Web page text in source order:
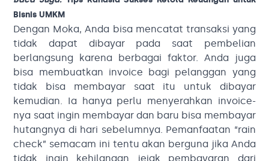
Bisnis UMKM
Dengan Moka, Anda bisa mencatat transaksi yang
tidak dapat dibayar pada saat pembelian
berlangsung karena berbagai faktor. Anda juga
bisa membuatkan invoice bagi pelanggan yang
tidak bisa membayar saat itu untuk dibayar
kemudian. Ia hanya perlu menyerahkan invoice-
nya saat ingin membayar dan baru bisa membayar
hutangnya di hari sebelumnya. Pemanfaatan “rain
check” semacam ini tentu akan berguna jika Anda
tidak ingin kehilangan jejak pembayaran dari